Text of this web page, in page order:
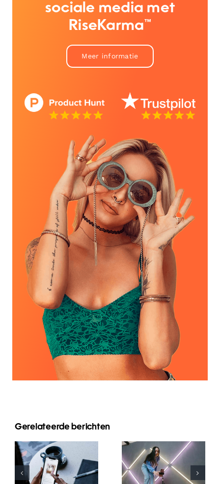
sociale media met
RiseKarma™
Meer informatie
Gerelateerde berichten
Wie kann
man
mehrere
Methoden
zur
Steigerung